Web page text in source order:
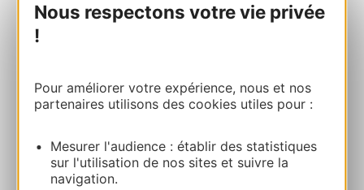
Nous respectons votre vie privée
!
Pour améliorer votre expérience, nous et nos
partenaires utilisons des cookies utiles pour :
Mesurer l'audience : établir des statistiques
sur l'utilisation de nos sites et suivre la
navigation.
Site internet
AU CARNET